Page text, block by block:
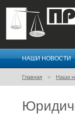
Правосознание
НАШИ НОВОСТИ
Главная Наши